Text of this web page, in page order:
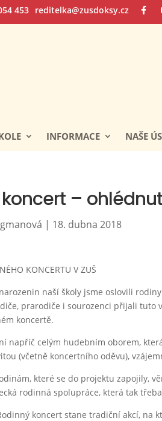
453 reditelka@zusdoksy.cz
INFORMACE NAŠE
–
| 18. dubna 2018
KONCERTU V ZUŠ
naší školy jsme oslovili
prarodiče i sourozenci přijali tuto
koncertě.
napříč celým hudebním oborem,
(včetně koncertního oděvu),
které se do projektu zapojily,
rodinná spolupráce, která tak
koncert stane tradiční akcí, na